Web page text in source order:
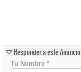
Responder a este Anuncio
Tu Nombre *